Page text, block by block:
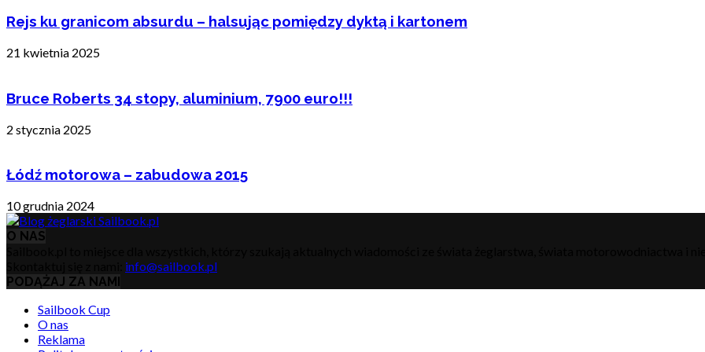
Rejs ku granicom absurdu – halsując pomiędzy dyktą i kartonem
21 kwietnia 2025
Bruce Roberts 34 stopy, aluminium, 7900 euro!!!
2 stycznia 2025
Łódź motorowa – zabudowa 2015
10 grudnia 2024
O NAS
info@sailbook.pl
PODĄŻAJ ZA NAMI
Sailbook Cup
O nas
Reklama